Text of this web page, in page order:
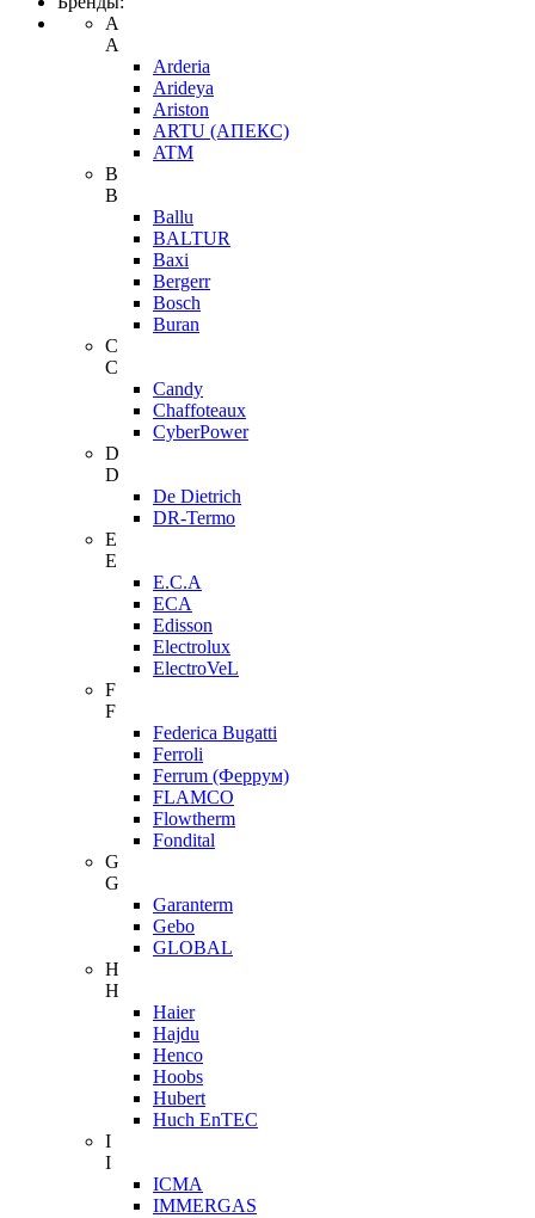
A
A
Arderia
Arideya
Ariston
ARTU (АПЕКС)
ATM
B
B
Ballu
BALTUR
Baxi
Bergerr
Bosch
Buran
C
C
Candy
Chaffoteaux
CyberPower
D
D
De Dietrich
DR-Termo
E
E
E.C.A
ECA
Edisson
Electrolux
ElectroVeL
F
F
Federica Bugatti
Ferroli
Ferrum (Феррум)
FLAMCO
Flowtherm
Fondital
G
G
Garanterm
Gebo
GLOBAL
H
H
Haier
Hajdu
Henco
Hoobs
Hubert
Huch EnTEC
I
I
ICMA
IMMERGAS